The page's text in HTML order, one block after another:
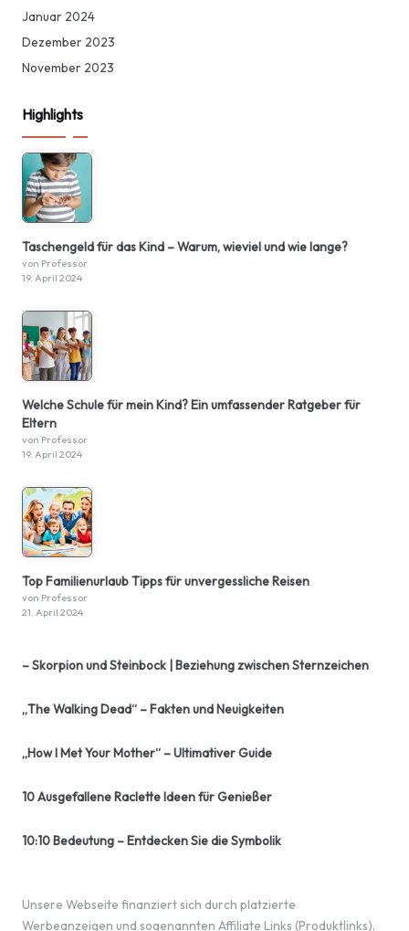
Januar 2024
Dezember 2023
November 2023
Highlights
Taschengeld für das Kind – Warum, wieviel und wie lange?
von Professor
19. April 2024
Welche Schule für mein Kind? Ein umfassender Ratgeber für
Eltern
von Professor
19. April 2024
Top Familienurlaub Tipps für unvergessliche Reisen
von Professor
21. April 2024
– Skorpion und Steinbock | Beziehung zwischen Sternzeichen
„The Walking Dead“ – Fakten und Neuigkeiten
„How I Met Your Mother“ – Ultimativer Guide
10 Ausgefallene Raclette Ideen für Genießer
10:10 Bedeutung – Entdecken Sie die Symbolik
Unsere Webseite finanziert sich durch platzierte
Werbeanzeigen und sogenannten Affiliate Links (Produktlinks).